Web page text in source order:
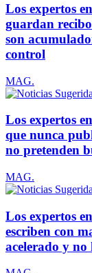
Los expertos
guardan
son
control
MAG.
Los expertos
que nunca
no pretenden
MAG.
Los expertos
escriben con
acelerado y no